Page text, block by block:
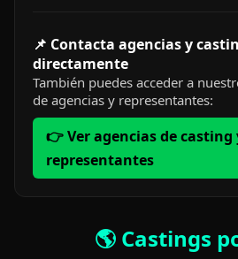
📌 Contacta agencias y
directamente
También puedes acceder a
de agencias y representantes:
👉 Ver agencias de casting
representantes
🌎 Castings